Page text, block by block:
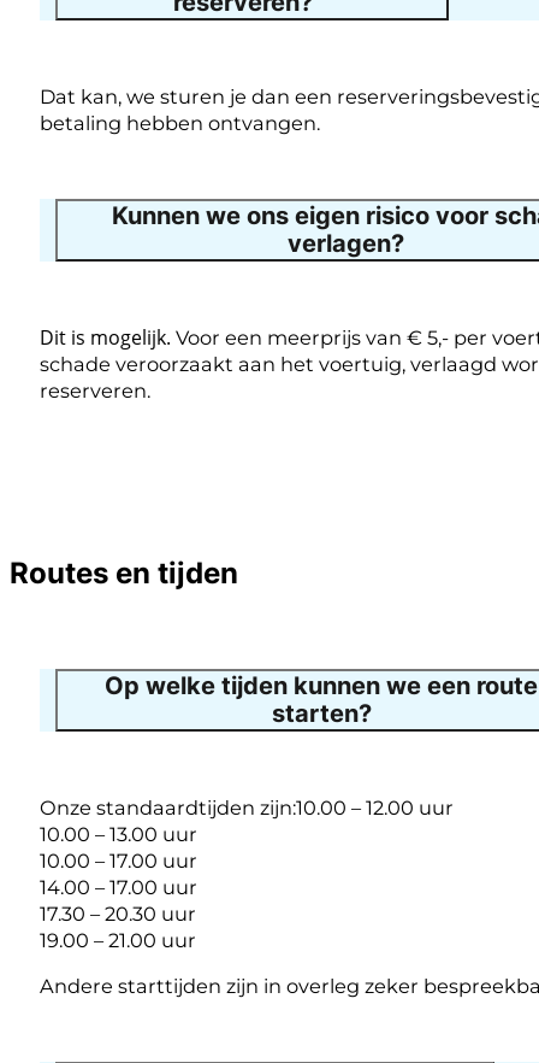
Dat kan, we sturen je dan een
betaling hebben ontvangen.
Kunnen we ons eigen risico voor
verlagen?
Dit is mogelijk. Voor een meerprijs van € 5,- per
schade veroorzaakt aan het voertuig, verlaagd
reserveren.
Routes en tijden
Op welke tijden kunnen we een route
starten?
Onze standaardtijden zijn:10.00 – 12.00 uur
10.00 – 13.00 uur
10.00 – 17.00 uur
14.00 – 17.00 uur
17.30 – 20.30 uur
19.00 – 21.00 uur
Andere starttijden zijn in overleg zeker